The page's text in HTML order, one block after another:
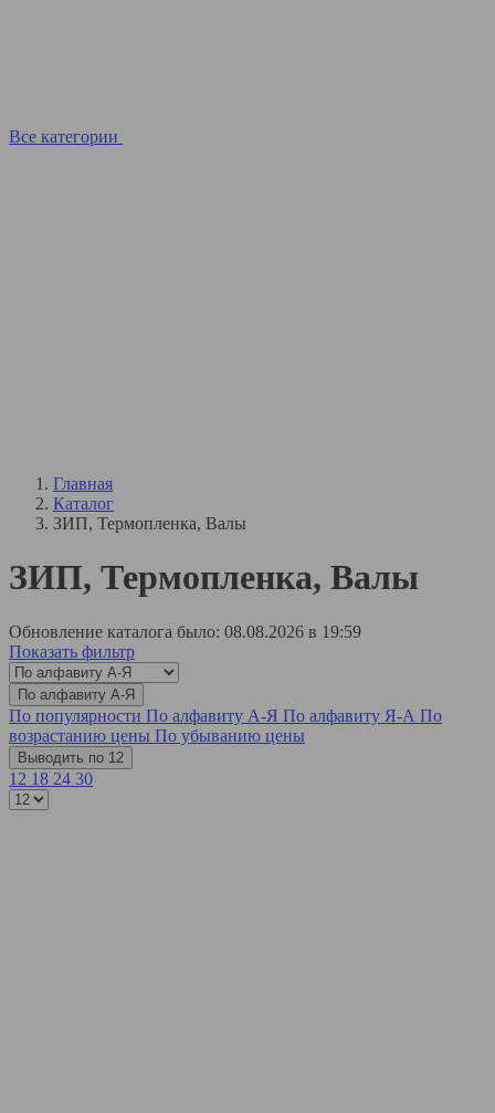
Все категории
Главная
Каталог
ЗИП, Термопленка, Валы
ЗИП, Термопленка, Валы
Обновление каталога было: 08.08.2026 в 19:59
Показать фильтр
По алфавиту А-Я
По популярности По алфавиту А-Я По алфавиту Я-А По
возрастанию цены По убыванию цены
Выводить по 12
12 18 24 30